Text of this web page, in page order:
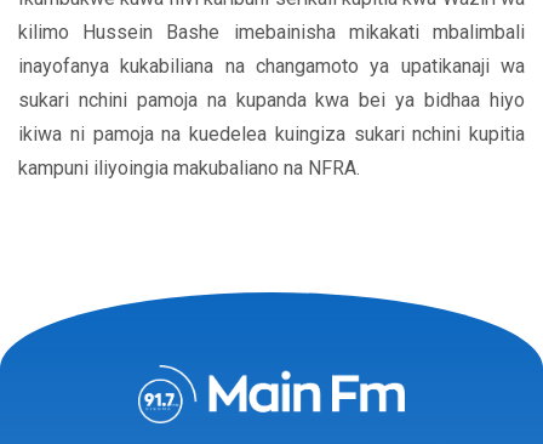
kilimo Hussein Bashe imebainisha mikakati mbalimbali
inayofanya kukabiliana na changamoto ya upatikanaji wa
sukari nchini pamoja na kupanda kwa bei ya bidhaa hiyo
ikiwa ni pamoja na kuedelea kuingiza sukari nchini kupitia
kampuni iliyoingia makubaliano na NFRA.